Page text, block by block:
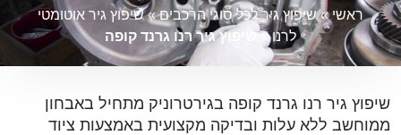
ראשי»שיפוץ גיר לכל סוגי הרכבים»שיפוץ גיר אוטומטי
לרנו»שיפוץ גיר רנו גרנד קופה
שיפוץ גיר רנו גרנד קופה בגירטרוניק מתחיל באבחון
ממוחשב ללא עלות ובדיקה מקצועית באמצעות ציוד